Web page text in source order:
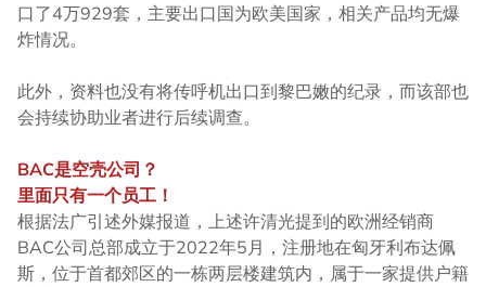
口了4万929套，主要出口国为欧美国家，相关产品均无爆
炸情况。
此外，资料也没有将传呼机出口到黎巴嫩的纪录，而该部也
会持续协助业者进行后续调查。
BAC是空壳公司？
里面只有一个员工！
根据法广引述外媒报道，上述许清光提到的欧洲经销商
BAC公司总部成立于2022年5月，注册地在匈牙利布达佩
斯，位于首都郊区的一栋两层楼建筑内，属于一家提供户籍